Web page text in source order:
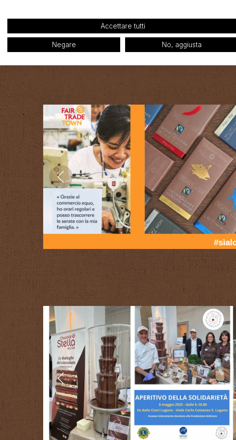
Accettare tutti
Negare No, aggiusta